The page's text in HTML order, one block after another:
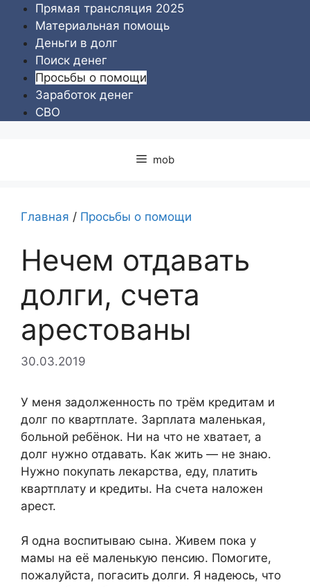
Перейти
содержимому
Прямая трансляция 2025
Материальная помощь
Деньги в долг
Поиск денег
Просьбы о помощи
Заработок денег
СВО
mob
Главная / Просьбы о помощи
Нечем отдавать
долги, счета
арестованы
30.03.2019
У меня задолженность по трём кредитам и
долг по квартплате. Зарплата маленькая,
больной ребёнок. Ни на что не хватает, а
долг нужно отдавать. Как жить — не знаю.
Нужно покупать лекарства, еду, платить
квартплату и кредиты. На счета наложен
арест.
Я одна воспитываю сына. Живем пока у
мамы на её маленькую пенсию. Помогите,
пожалуйста, погасить долги. Я надеюсь, что